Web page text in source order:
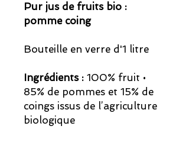
Pur jus de fruits bio :
pomme coing
Bouteille en verre d'1 litre
Ingrédients : 100% fruit •
85% de pommes et 15% de
coings issus de l’agriculture
biologique